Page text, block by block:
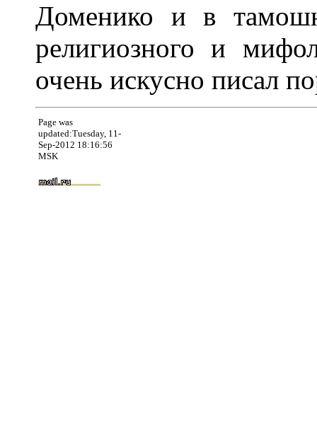
Доменико и в
религиозного и
очень искусно писал
Page was
updated:Tuesday, 11-
Sep-2012 18:16:56
MSK